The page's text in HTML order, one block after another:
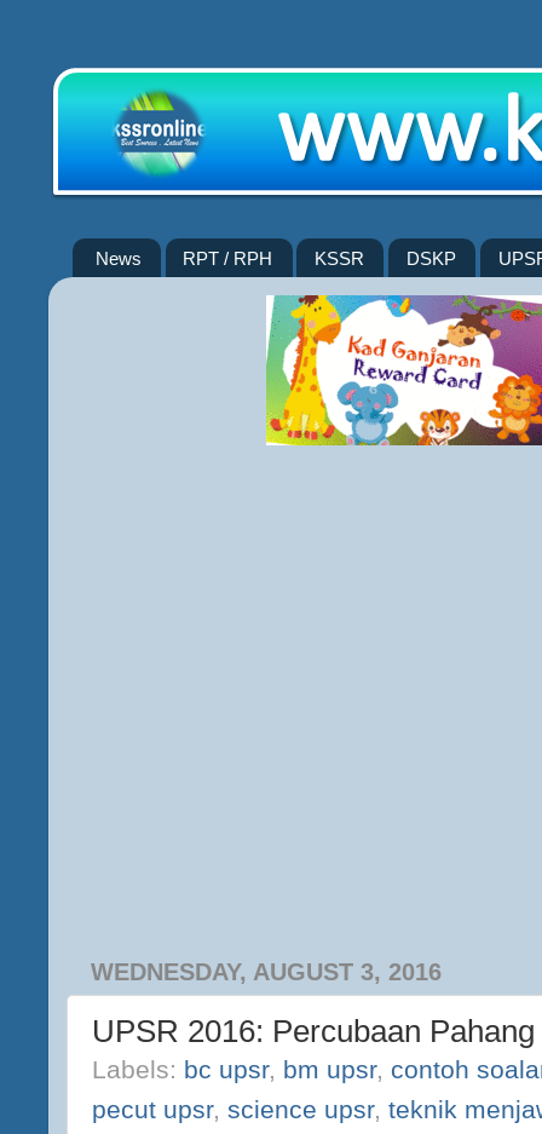
News RPT / RPH KSSR DSKP
WEDNESDAY, AUGUST 3, 2016
UPSR 2016: Percubaan Pahang
Labels: bc upsr, bm upsr, contoh
pecut upsr, science upsr, teknik